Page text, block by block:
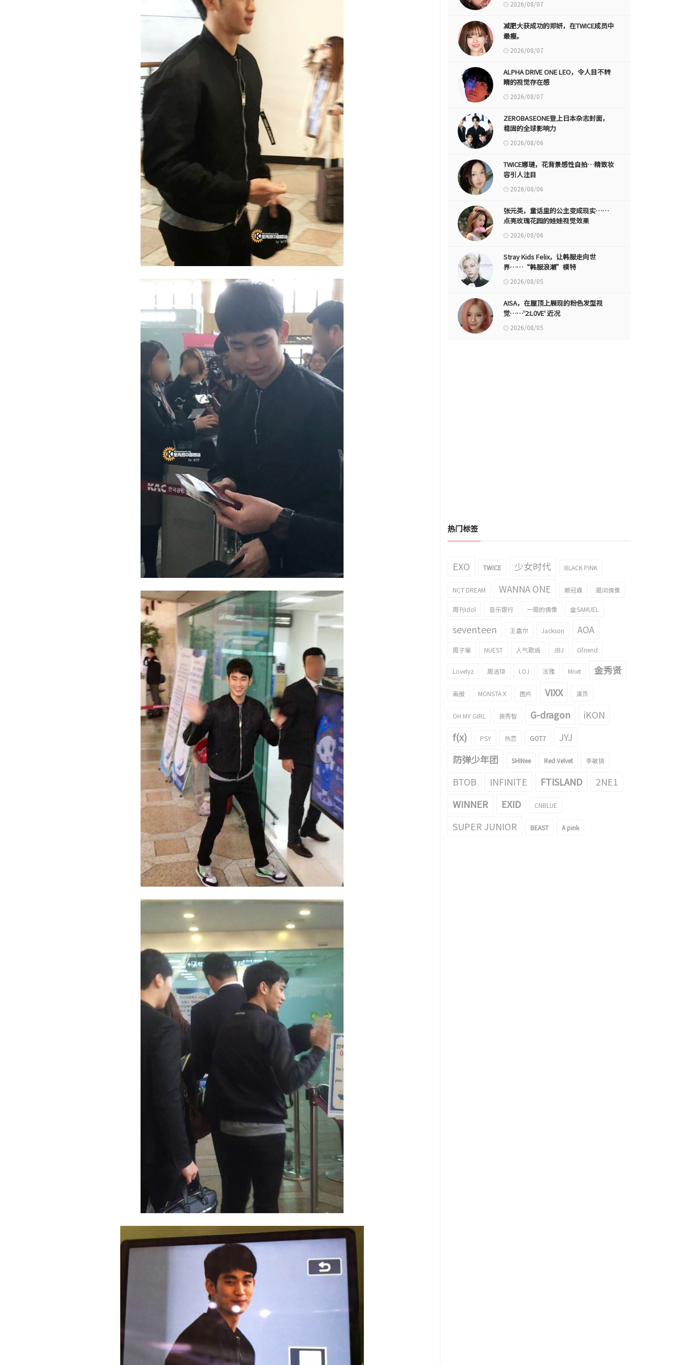
2026/08/07
减肥大获成功的郑妍，在TWICE成员中
最瘦。
2026/08/07
ALPHA DRIVE ONE LEO，令人目不转
睛的视觉存在感
2026/08/07
ZEROBASEONE登上日本杂志封面，
稳固的全球影响力
2026/08/06
TWICE娜璉，花背景感性自拍…精致妆
容引人注目
2026/08/06
张元英，童话里的公主变成现实……
点亮玫瑰花园的娃娃视觉效果
2026/08/06
Stray Kids Felix，让韩服走向世
界……“韩服浪潮”模特
2026/08/05
AISA，在屋顶上展现的粉色发型视
觉……'2:L0VE' 近况
2026/08/05
热门标签
EXO TWICE 少女时代 BLACK PINK
NCT DREAM WANNA ONE 赖冠霖 周间偶像
周刊idol 音乐银行 一周的偶像 金SAMUEL
seventeen 王嘉尔 Jackson AOA
周子瑜 NUEST 人气歌谣 JBJ Gfriend
Lovelyz 周洁琼 I.O.I 泫雅 Mnet 金秀贤
画报 MONSTA X 图片 VIXX 演员
OH MY GIRL 裴秀智 G-dragon
iKON
f(x)
PSY 热恋 GOT7
JYJ
防弹少年团
SHINee Red Velvet 李敏镐
BTOB INFINITE FTISLAND
2NE1
WINNER
EXID CNBLUE
SUPER JUNIOR BEAST A pink